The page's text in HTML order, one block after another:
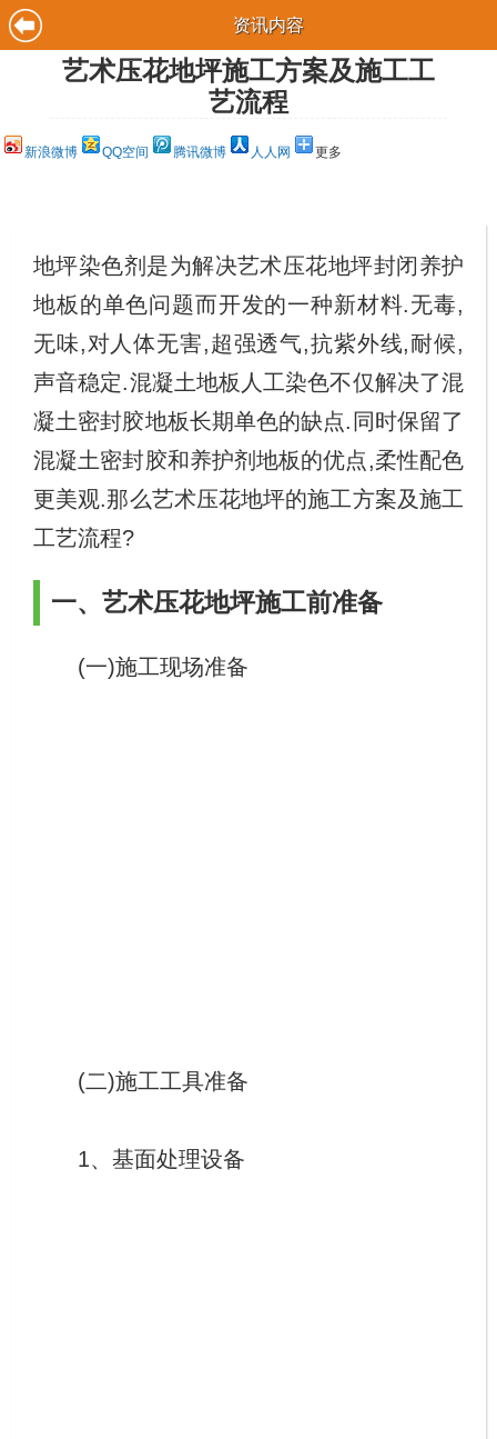
资讯内容
艺术压花地坪施工方案及施工工
艺流程
新浪微博 QQ空间 腾讯微博 人人网 更多
地坪染色剂是为解决艺术压花地坪封闭养护
地板的单色问题而开发的一种新材料.无毒,
无味,对人体无害,超强透气,抗紫外线,耐候,
声音稳定.混凝土地板人工染色不仅解决了混
凝土密封胶地板长期单色的缺点.同时保留了
混凝土密封胶和养护剂地板的优点,柔性配色
更美观.那么艺术压花地坪的施工方案及施工
工艺流程?
一、艺术压花地坪施工前准备
(一)施工现场准备
(二)施工工具准备
1、基面处理设备